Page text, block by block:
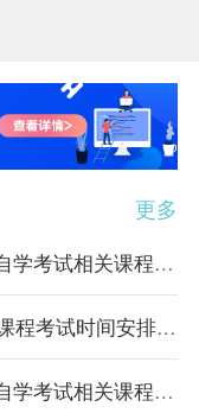
更多
海南省考试局关于变更高等教育自学考试相关课程教材的公告
海南省2026年自学考试全国统考课程考试时间安排及统考课程使用参考教材公告
海南省考试局关于更新高等教育自学考试相关课程教材的公告